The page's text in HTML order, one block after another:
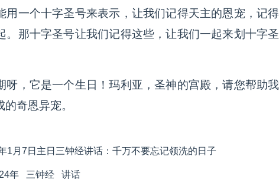
用一个十字圣号来表示，让我们记得天主的恩宠，记
。那十字圣号让我们记得这些，让我们一起来划十字
呀，它是一个生日！玛利亚，圣神的宫殿，请您帮助
奇恩异宠。
1月7日主日三钟经讲话：千万不要忘记领洗的日子
年 三钟经 讲话